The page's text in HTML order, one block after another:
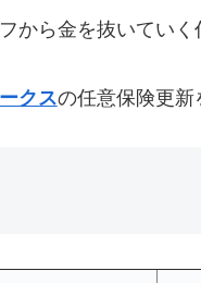
から金を抜いていく
クスの任意保険更新